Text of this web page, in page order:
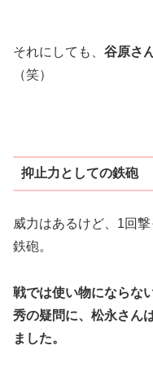
それにしても、 谷原さ
（笑）
抑止力としての鉄砲
威力はあるけど、1回
鉄砲。
戦では使い物にならな
秀の疑問に、松永さん
ました。